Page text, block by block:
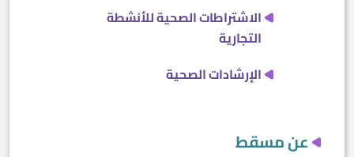
الاشتراطات الصحية للأنشطة
التجارية
الإرشادات الصحية
عن مسقط